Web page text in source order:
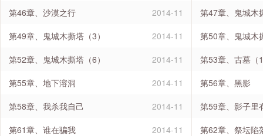
第46章、沙漠之行
2014-11
第47章、鬼城木
第49章、鬼城木撕塔（3）
2014-11
第50章、鬼城木
第52章、鬼城木撕塔（6）
2014-11
第53章、古墓（
第55章、地下溶洞
2014-11
第56章、黑影
第58章、我杀我自己
2014-11
第59章、影子里
第61章、谁在骗我
2014-11
第62章、祭坛陷